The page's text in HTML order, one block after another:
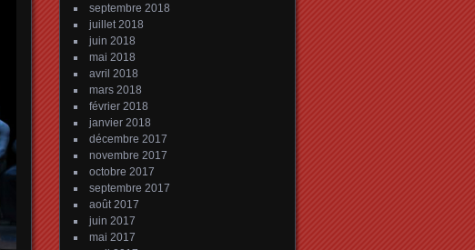
septembre 2018
juillet 2018
juin 2018
mai 2018
avril 2018
mars 2018
février 2018
janvier 2018
décembre 2017
novembre 2017
octobre 2017
septembre 2017
août 2017
juin 2017
mai 2017